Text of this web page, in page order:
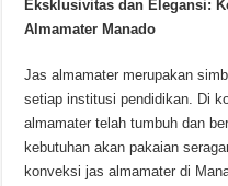
Eksklusivitas dan Elegansi:
Almamater Manado
Jas almamater merupakan
setiap institusi pendidikan. Di
almamater telah tumbuh dan
kebutuhan akan pakaian
konveksi jas almamater di